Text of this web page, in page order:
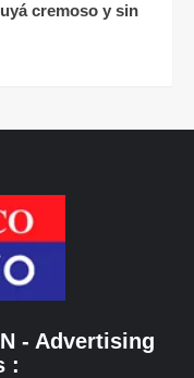
cremoso y sin
- Advertising
: